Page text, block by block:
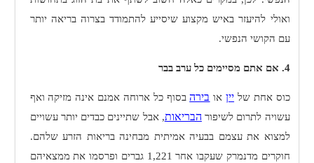
ואולי להיעזר באיש מקצוע שיסייע להתמודד בצרוה בריאה יותר
עם הקושי הנפשי.
4. אם אתם מסיימים כל ערב בבר
כוס אחת של ייןאו בירהבסוף כל ארוחה אמנם אינה מזיקה ואף
עשויה לתרום לשיפור הבריאות, אבל שתיינים כבדים יותר עשויים
למצוא את עצמם בבעיה אמיתית מבחינה בריאות הזרע שלהם.
חוקרים מדנמרק שעקבו אחר 1,221 גברים ופרסמו את ממצאיהם